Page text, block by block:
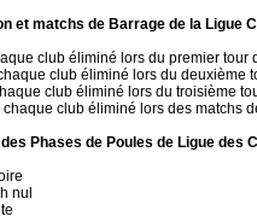
et matchs de Barrage de la Ligue
club éliminé lors du premier
club éliminé lors du deuxième
club éliminé lors du troisième
club éliminé lors des matchs
Phases de Poules de Ligue des
nul